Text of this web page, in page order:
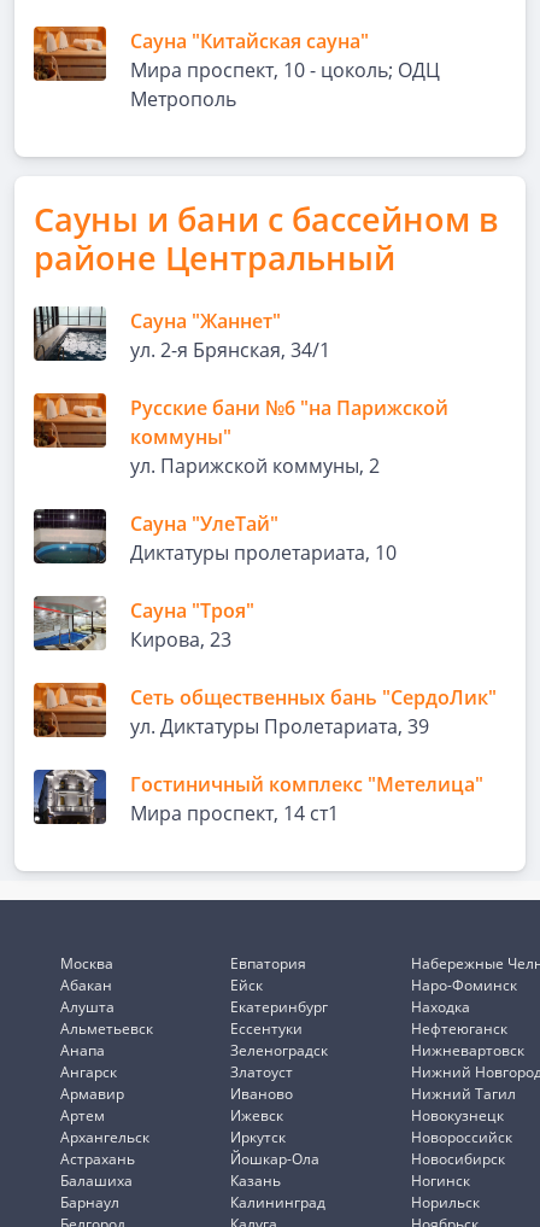
Сауна "Китайская сауна"
Мира проспект, 10 - цоколь; ОДЦ
Метрополь
Сауны и бани с бассейном в
районе Центральный
Сауна "Жаннет"
ул. 2-я Брянская, 34/1
Русские бани №6 "на Парижской
коммуны"
ул. Парижской коммуны, 2
Сауна "УлеТай"
Диктатуры пролетариата, 10
Сауна "Троя"
Кирова, 23
Сеть общественных бань "СердоЛик"
ул. Диктатуры Пролетариата, 39
Гостиничный комплекс "Метелица"
Мира проспект, 14 ст1
Москва
Абакан
Алушта
Альметьевск
Анапа
Ангарск
Армавир
Артем
Архангельск
Астрахань
Балашиха
Барнаул
Евпатория
Ейск
Екатеринбург
Ессентуки
Зеленоградск
Златоуст
Иваново
Ижевск
Иркутск
Йошкар-Ола
Казань
Калининград
Набережные
Наро-Фоминск
Находка
Нефтеюганск
Нижневартовск
Нижний
Нижний Тагил
Новокузнецк
Новороссийск
Новосибирск
Ногинск
Норильск